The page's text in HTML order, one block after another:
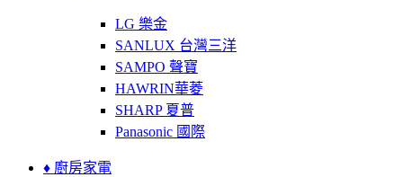
LG 樂金
SANLUX 台灣三洋
SAMPO 聲寶
HAWRIN華菱
SHARP 夏普
Panasonic 國際
♦ 廚房家電